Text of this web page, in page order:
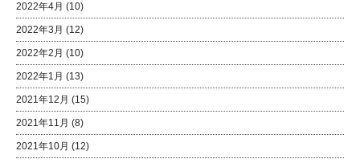
2022年4月 (10)
2022年3月 (12)
2022年2月 (10)
2022年1月 (13)
2021年12月 (15)
2021年11月 (8)
2021年10月 (12)